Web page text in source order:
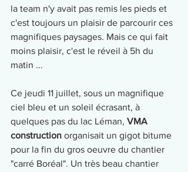
la team n'y avait pas remis les pieds et
c'est toujours un plaisir de parcourir ces
magnifiques paysages. Mais ce qui fait
moins plaisir, c'est le réveil à 5h du
matin ...
Ce jeudi 11 juillet, sous un magnifique
ciel bleu et un soleil écrasant, à
quelques pas du lac Léman, VMA
construction organisait un gigot bitume
pour la fin du gros oeuvre du chantier
"carré Boréal". Un très beau chantier